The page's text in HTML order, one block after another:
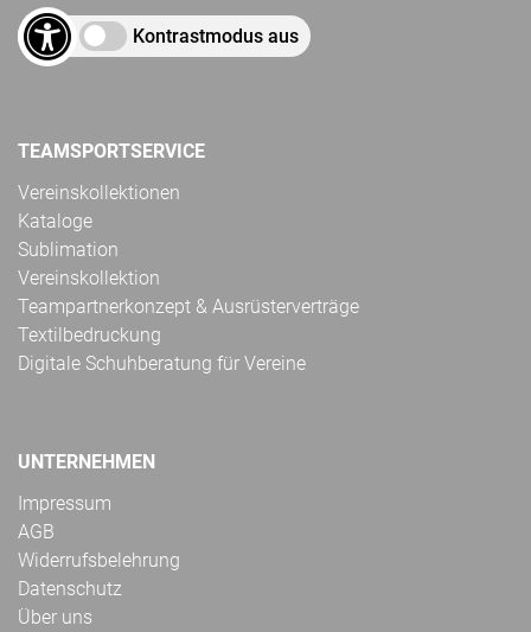
Kontrastmodus aus
TEAMSPORTSERVICE
Vereinskollektionen
Kataloge
Sublimation
Vereinskollektion
Teampartnerkonzept & Ausrüsterverträge
Textilbedruckung
Digitale Schuhberatung für Vereine
UNTERNEHMEN
Impressum
AGB
Widerrufsbelehrung
Datenschutz
Über uns